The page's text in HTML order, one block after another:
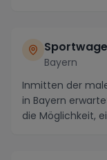
Bayern
Inmitten der
in Bayern
die Möglichkeit,